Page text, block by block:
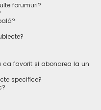
forumuri?
ca favorit și abonarea la un
specifice?